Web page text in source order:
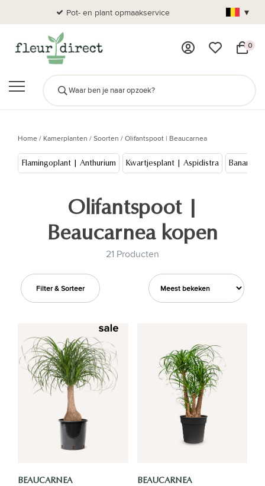
Pot- en plant opmaakservice ▾
0
Home/ Kamerplanten /Soorten /Olifantspoot | Beaucarnea
Flamingoplant | Anthurium Kwartjesplant | Aspidistra
Olifantspoot |
Beaucarnea kopen
21 Producten
Filter & Sorteer
BEAUCARNEA BEAUCARNEA